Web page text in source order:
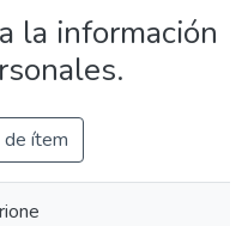
la información
ítem